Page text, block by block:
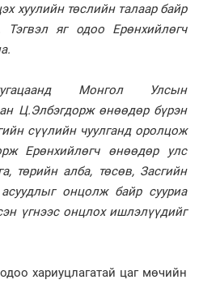
хуулийн төслийн талаар байр
яг одоо Ерөнхийлөгч
Монгол Улсын
Ц.Элбэгдорж өнөөдөр бүрэн
сүүлийн чуулганд оролцож
Ерөнхийлөгч өнөөдөр улс
төрийн алба, төсөв, Засгийн
онцолж байр сууриа
үгнээс онцлох ишлэлүүдийг
хариуцлагатай цаг мөчийн